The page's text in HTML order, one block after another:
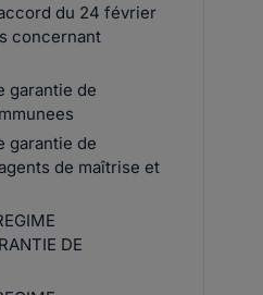
du 24 février
concernant
garantie de
garantie de
de maîtrise et
DE